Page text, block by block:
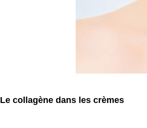
Le collagène dans les crèmes